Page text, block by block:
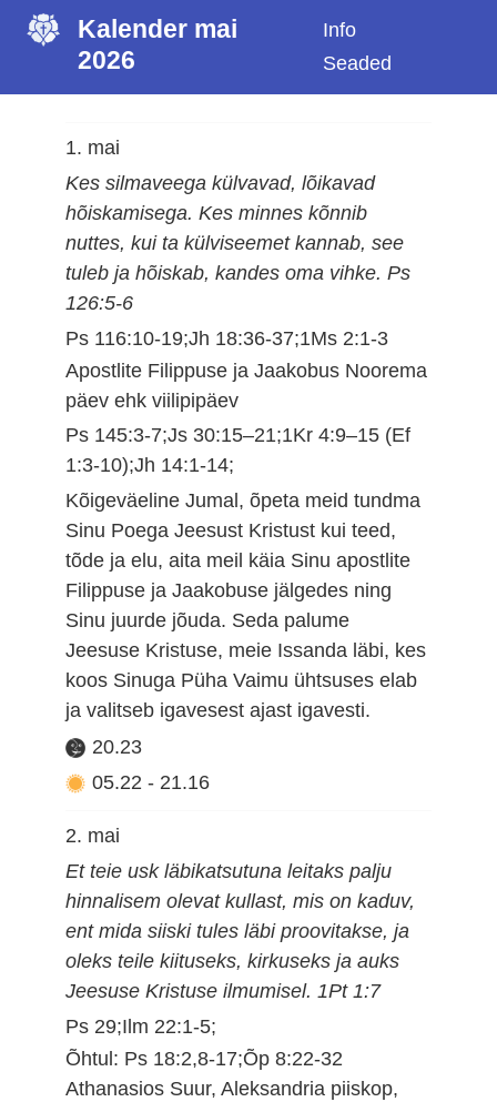
Kalender mai
2026
Info
Seaded
1. mai
Kes silmaveega külvavad, lõikavad
hõiskamisega. Kes minnes kõnnib
nuttes, kui ta külviseemet kannab, see
tuleb ja hõiskab, kandes oma vihke. Ps
126:5-6
Ps 116:10-19;Jh 18:36-37;1Ms 2:1-3
Apostlite Filippuse ja Jaakobus Noorema
päev ehk viilipipäev
Ps 145:3-7;Js 30:15–21;1Kr 4:9–15 (Ef
1:3-10);Jh 14:1-14;
Kõigeväeline Jumal, õpeta meid tundma
Sinu Poega Jeesust Kristust kui teed,
tõde ja elu, aita meil käia Sinu apostlite
Filippuse ja Jaakobuse jälgedes ning
Sinu juurde jõuda. Seda palume
Jeesuse Kristuse, meie Issanda läbi, kes
koos Sinuga Püha Vaimu ühtsuses elab
ja valitseb igavesest ajast igavesti.
20.23
05.22 - 21.16
2. mai
Et teie usk läbikatsutuna leitaks palju
hinnalisem olevat kullast, mis on kaduv,
ent mida siiski tules läbi proovitakse, ja
oleks teile kiituseks, kirkuseks ja auks
Jeesuse Kristuse ilmumisel. 1Pt 1:7
Ps 29;Ilm 22:1-5;
Õhtul: Ps 18:2,8-17;Õp 8:22-32
Athanasios Suur, Aleksandria piiskop,